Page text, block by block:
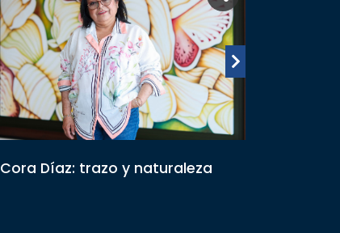
Cora Díaz: trazo y naturaleza